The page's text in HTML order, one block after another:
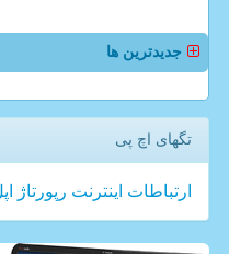
جدیدترین ها
تگهای اچ پی
ارتباطات اینترنت رپورتاژ